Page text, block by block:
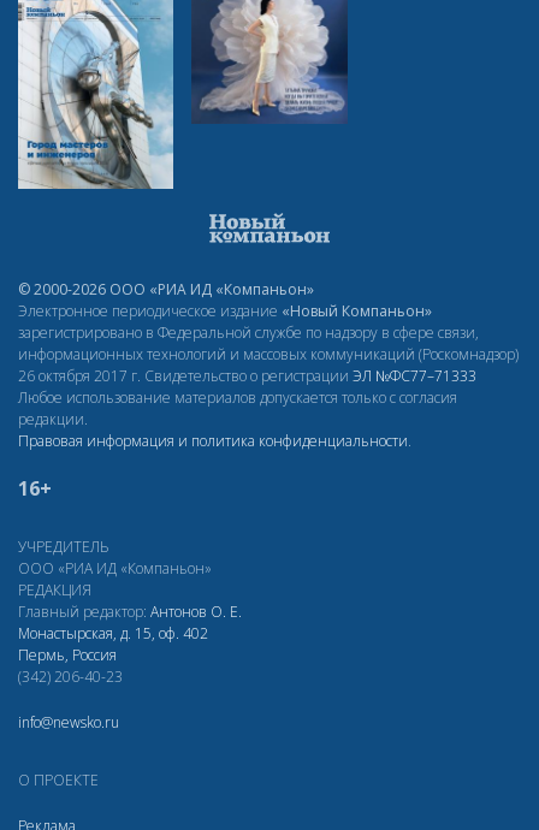
© 2000-2026 ООО «РИА ИД «Компаньон»
Электронное периодическое издание «Новый Компаньон»
зарегистрировано в Федеральной службе по надзору в сфере связи,
информационных технологий и массовых коммуникаций (Роскомнадзор)
26 октября 2017 г. Свидетельство о регистрации ЭЛ №ФС77–71333
Любое использование материалов допускается только с согласия
редакции.
Правовая информация и политика конфиденциальности.
16+
УЧРЕДИТЕЛЬ
ООО «РИА ИД «Компаньон»
РЕДАКЦИЯ
Главный редактор: Антонов О. Е.
Монастырская, д. 15, оф. 402
Пермь, Россия
(342) 206-40-23
info@newsko.ru
О ПРОЕКТЕ
Реклама